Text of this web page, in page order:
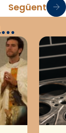
Següent